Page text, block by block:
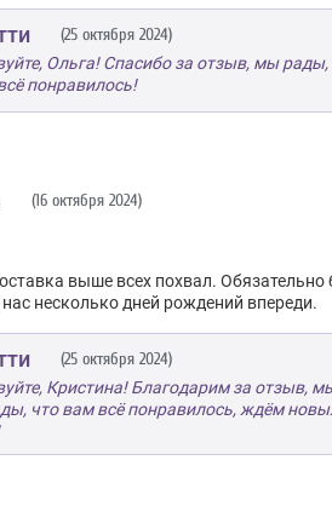
(25 октября 2024)
Ольга! Спасибо за отзыв, мы рады,
понравилось!
(16 октября 2024)
выше всех похвал. Обязательно
несколько дней рождений впереди.
(25 октября 2024)
Кристина! Благодарим за отзыв,
что вам всё понравилось, ждём